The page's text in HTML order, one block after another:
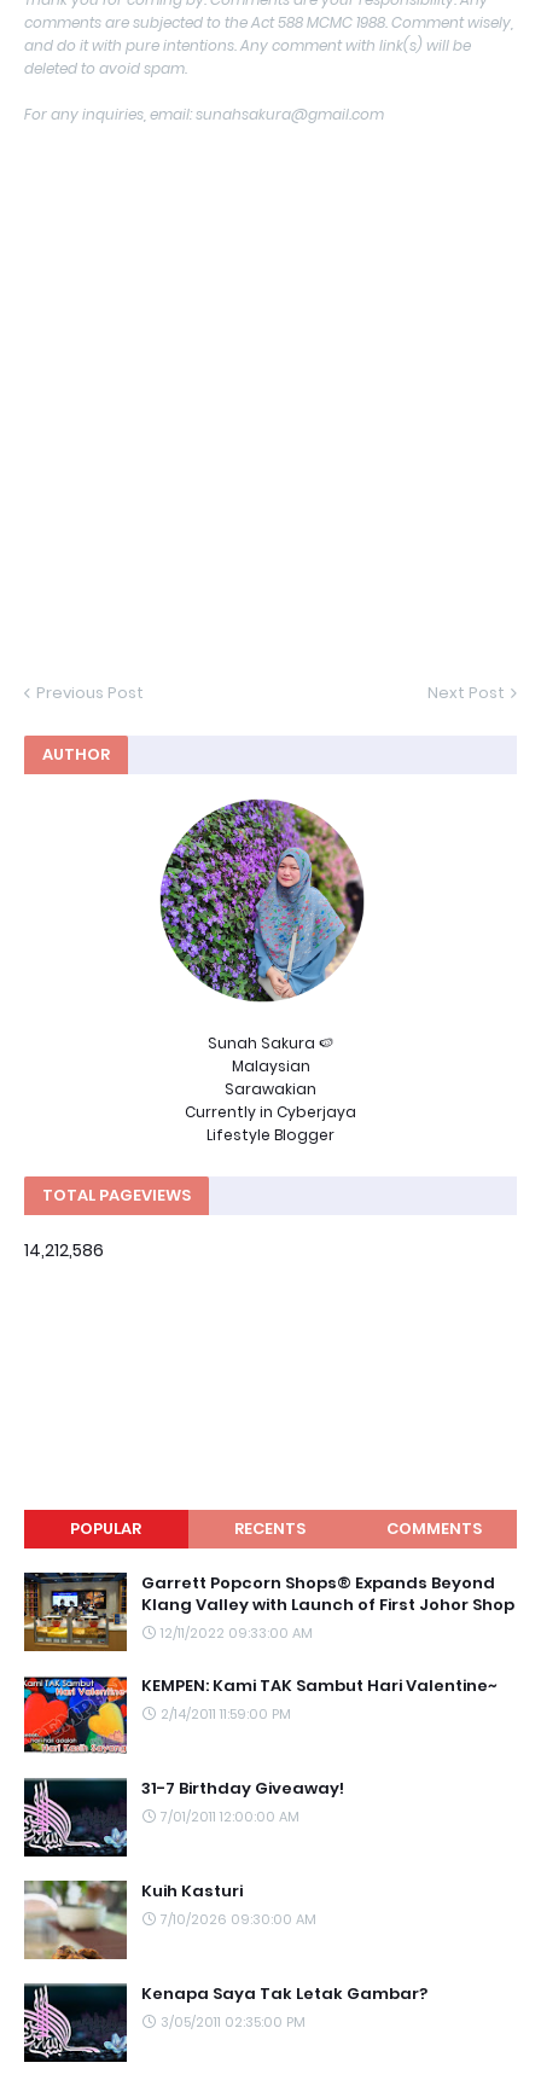
comments are subjected to the Act 588 MCMC 1988. Comment wisely,
and do it with pure intentions. Any comment with link(s) will be
deleted to avoid spam.
For any inquiries, email: sunahsakura@gmail.com
Previous Post Next Post
AUTHOR
Sunah Sakura 🍉
Malaysian
Sarawakian
Currently in Cyberjaya
Lifestyle Blogger
TOTAL PAGEVIEWS
14,212,586
POPULAR RECENTS COMMENTS
Garrett Popcorn Shops® Expands Beyond
Klang Valley with Launch of First Johor Shop
12/11/2022 09:33:00 AM
KEMPEN: Kami TAK Sambut Hari Valentine~
2/14/2011 11:59:00 PM
31-7 Birthday Giveaway!
7/01/2011 12:00:00 AM
Kuih Kasturi
7/10/2026 09:30:00 AM
Kenapa Saya Tak Letak Gambar?
3/05/2011 02:35:00 PM